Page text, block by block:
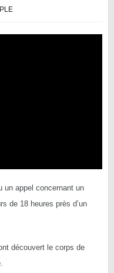
un appel concernant un
de 18 heures près d’un
découvert le corps de